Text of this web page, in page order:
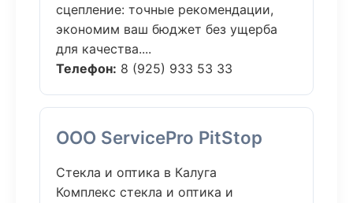
сцепление: точные рекомендации,
экономим ваш бюджет без ущерба
для качества....
Телефон: 8 (925) 933 53 33
ООО ServicePro PitStop
Стекла и оптика в Калуга
Комплекс стекла и оптика и